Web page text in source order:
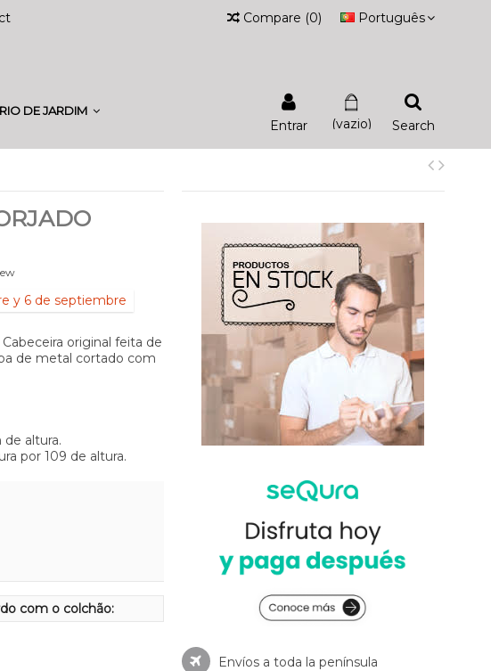
Português
Compare (0)
DE JARDIM
Search
(vazio)
Entrar
y 6 de septiembre
original feita de
de metal cortado com
de altura.
por 109 de altura.
com o colchão:
Envíos a toda la península